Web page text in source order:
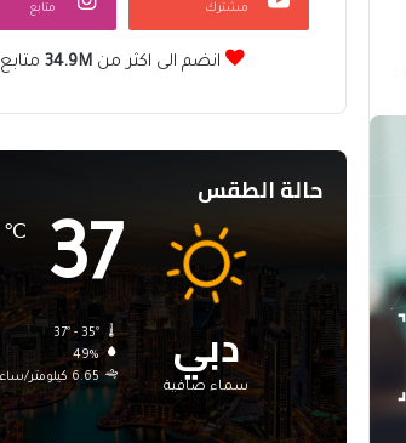
مشترك متابع
انضم الى اكثر من34.9M متابع
حالة الطقس
دبي
سماء صافية
37
℃
37º - 35º
49%
6.65 كيلومتر/ساعة